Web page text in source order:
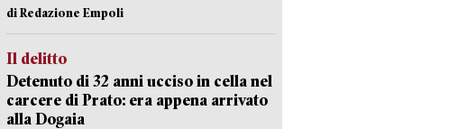
di Redazione Empoli
Il delitto
Detenuto di 32 anni ucciso in cella nel
carcere di Prato: era appena arrivato
alla Dogaia